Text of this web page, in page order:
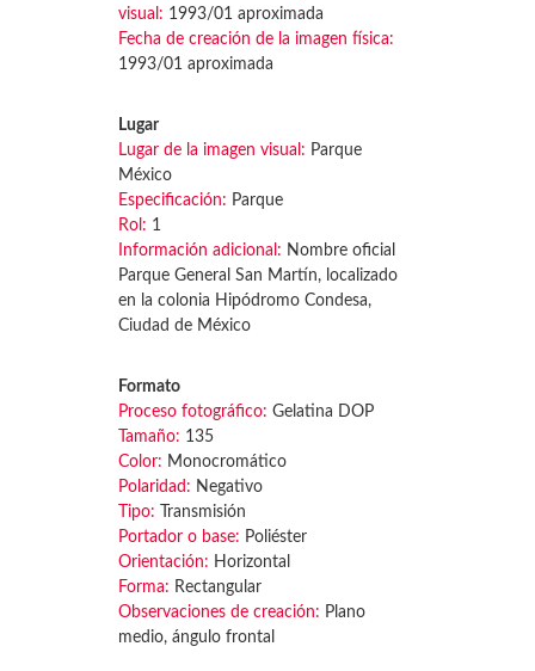
visual: 1993/01 aproximada
Fecha de creación de la imagen física:
1993/01 aproximada
Lugar
Lugar de la imagen visual: Parque
México
Especificación: Parque
Rol: 1
Información adicional: Nombre oficial
Parque General San Martín, localizado
en la colonia Hipódromo Condesa,
Ciudad de México
Formato
Proceso fotográfico: Gelatina DOP
Tamaño: 135
Color: Monocromático
Polaridad: Negativo
Tipo: Transmisión
Portador o base: Poliéster
Orientación: Horizontal
Forma: Rectangular
Observaciones de creación: Plano
medio, ángulo frontal